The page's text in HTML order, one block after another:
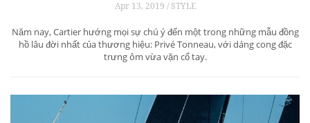
Apr 13, 2019 / STYLE
Năm nay, Cartier hướng mọi sự chú ý đến một trong những mẫu đồng
hồ lâu đời nhất của thương hiệu: Privé Tonneau, với dáng cong đặc
trưng ôm vừa vặn cổ tay.